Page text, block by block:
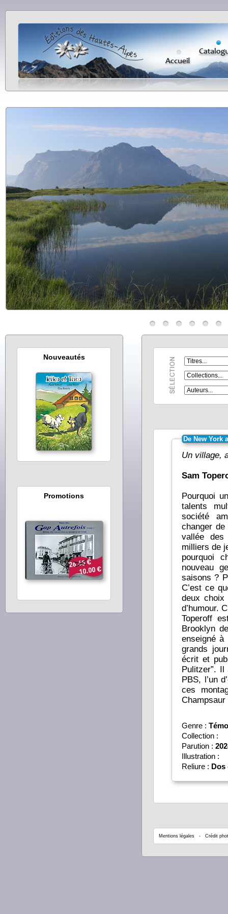
De New York
Un village,
Sam
Pourquoi
talents
société
changer
vallée
milliers de
pourquoi
nouveau
saisons ?
C’est ce
deux choix
d’humour.
Toperoff
Brooklyn
enseigné à
grands
écrit et
Pulitzer”.
PBS, l’un
ces
Genre :
Collection :
Parution :
Illustration :
Reliure : Dos
Mentions légales - Crédit
Nouveautés
Promotions